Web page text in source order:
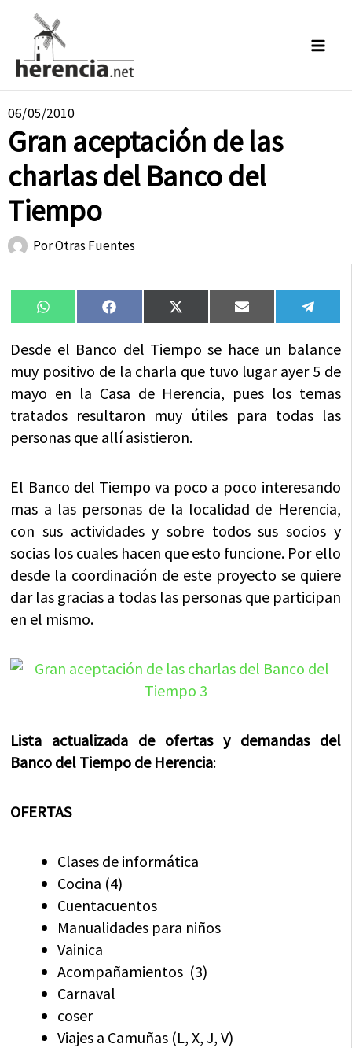
contenido
06/05/2010
Gran aceptación de las
charlas del Banco del
Tiempo
PorOtras Fuentes
Compartir
en
WhatsAppCompartir
en
FacebookCompartir
en
X
(Twitter)
Compartir
en
Email
en
Desde el Banco del Tiempo se hace un balance
muy positivo de la charla que tuvo lugar ayer 5 de
mayo en la Casa de Herencia, pues los temas
tratados resultaron muy útiles para todas las
personas que allí asistieron.
El Banco del Tiempo va poco a poco interesando
mas a las personas de la localidad de Herencia,
con sus actividades y sobre todos sus socios y
socias los cuales hacen que esto funcione. Por ello
desde la coordinación de este proyecto se quiere
dar las gracias a todas las personas que participan
en el mismo.
Lista actualizada de ofertas y demandas del
Banco del Tiempo de Herencia:
OFERTAS
Clases de informática
Cocina (4)
Cuentacuentos
Manualidades para niños
Vainica
Acompañamientos (3)
Carnaval
coser
Viajes a Camuñas (L, X, J, V)